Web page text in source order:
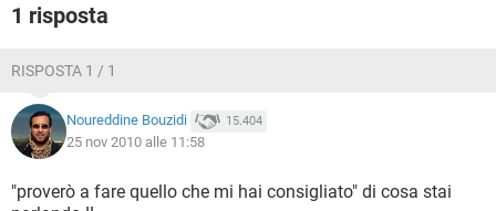
1 risposta
RISPOSTA 1 / 1
Noureddine Bouzidi 15.404
25 nov 2010 alle 11:58
"proverò a fare quello che mi hai consigliato" di cosa stai